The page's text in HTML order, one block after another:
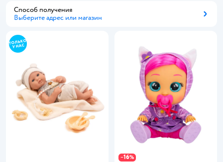
Способ получения
Выберите адрес или магазин
−16%